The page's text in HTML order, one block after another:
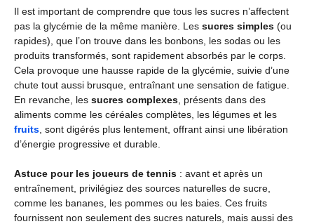
Il est important de comprendre que tous les sucres n’affectent
pas la glycémie de la même manière. Les sucres simples (ou
rapides), que l’on trouve dans les bonbons, les sodas ou les
produits transformés, sont rapidement absorbés par le corps.
Cela provoque une hausse rapide de la glycémie, suivie d’une
chute tout aussi brusque, entraînant une sensation de fatigue.
En revanche, les sucres complexes , présents dans des
aliments comme les céréales complètes, les légumes et les
fruits , sont digérés plus lentement, offrant ainsi une libération
d’énergie progressive et durable.
Astuce pour les joueurs de tennis : avant et après un
entraînement, privilégiez des sources naturelles de sucre,
comme les bananes, les pommes ou les baies. Ces fruits
fournissent non seulement des sucres naturels, mais aussi des